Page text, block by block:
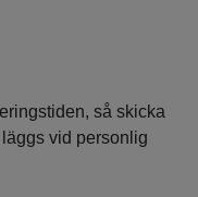
så skicka
vid personlig